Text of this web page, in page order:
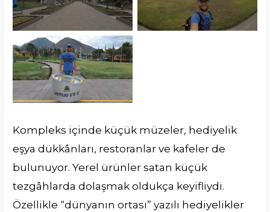
Kompleks içinde küçük müzeler, hediyelik
eşya dükkânları, restoranlar ve kafeler de
bulunuyor. Yerel ürünler satan küçük
tezgâhlarda dolaşmak oldukça keyifliydi.
Özellikle “dünyanın ortası” yazılı hediyelikler